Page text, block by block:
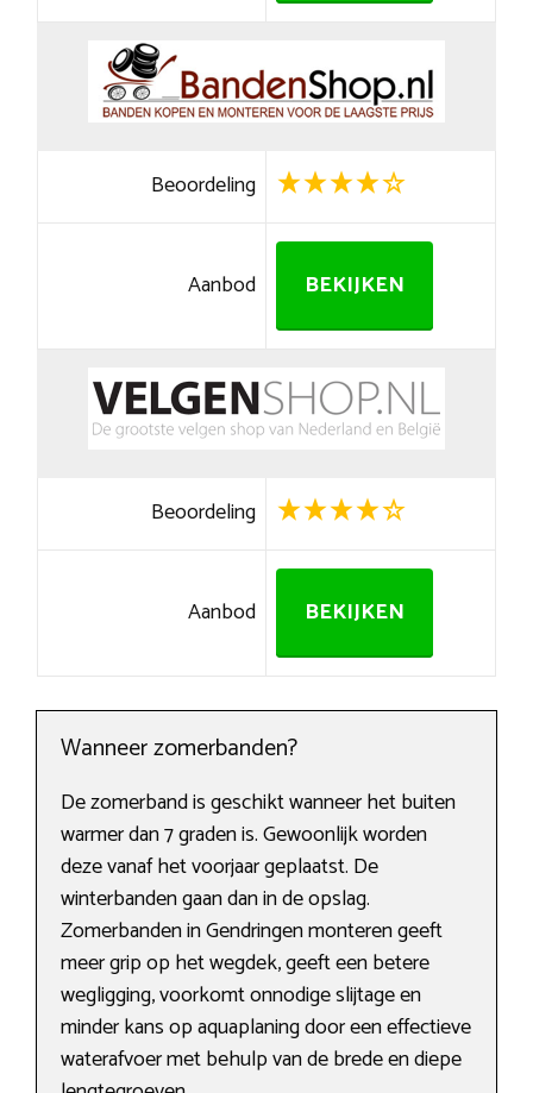
Beoordeling
Aanbod BEKIJKEN
Beoordeling
Aanbod BEKIJKEN
Wanneer zomerbanden?
De zomerband is geschikt wanneer het buiten
warmer dan 7 graden is. Gewoonlijk worden
deze vanaf het voorjaar geplaatst. De
winterbanden gaan dan in de opslag.
Zomerbanden in Gendringen monteren geeft
meer grip op het wegdek, geeft een betere
wegligging, voorkomt onnodige slijtage en
minder kans op aquaplaning door een effectieve
waterafvoer met behulp van de brede en diepe